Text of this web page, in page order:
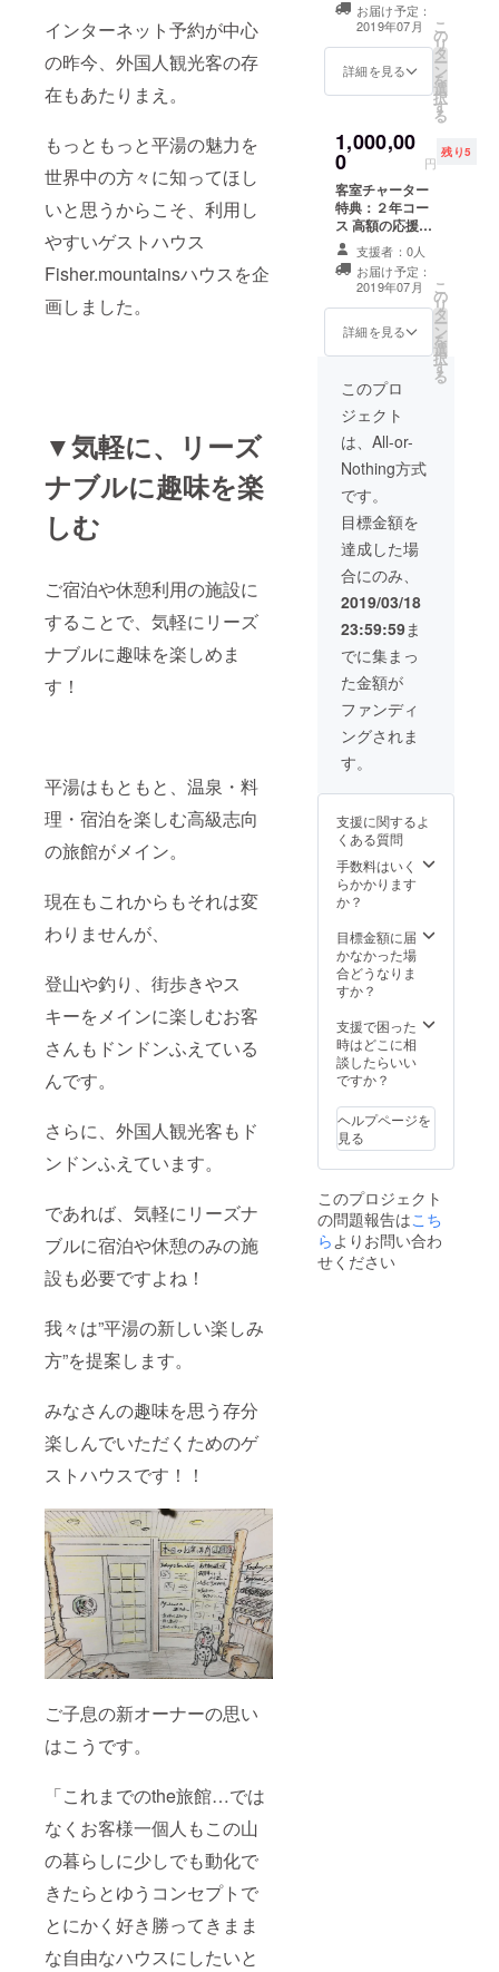
インターネット予約が中心
の昨今、外国人観光客の存
在もあたりまえ。
もっともっと平湯の魅力を
世界中の方々に知ってほし
いと思うからこそ、利用し
やすいゲストハウス
Fisher.mountainsハウスを企
画しました。
▼気軽に、リーズ
ナブルに趣味を楽
しむ
ご宿泊や休憩利用の施設に
することで、気軽にリーズ
ナブルに趣味を楽しめま
す！
平湯はもともと、温泉・料
理・宿泊を楽しむ高級志向
の旅館がメイン。
現在もこれからもそれは変
わりませんが、
登山や釣り、街歩きやス
キーをメインに楽しむお客
さんもドンドンふえている
んです。
さらに、外国人観光客もド
ンドンふえています。
であれば、気軽にリーズナ
ブルに宿泊や休憩のみの施
設も必要ですよね！
我々は”平湯の新しい楽しみ
方”を提案します。
みなさんの趣味を思う存分
楽しんでいただくためのゲ
ストハウスです！！
ご子息の新オーナーの思い
はこうです。
「これまでのthe旅館…では
なくお客様一個人もこの山
の暮らしに少しでも動化で
きたらとゆうコンセプトで
とにかく好き勝ってきまま
な自由なハウスにしたいと
ご希望にあわせ
たお部屋・ブー
いただきます。
※販売商品・展示
います。
ただけます。
お届け予定：
2019年07月
詳細を見る
こ
の
リ
タ
ー
ン
を
選
択
す
る
1,000,00
0 円
残り5
客室チャーター
特典：２年コー
ス 高額の応援を
いただいた方の
ための特別リ
ターンです。 一
部の客室を”専用
部屋”として、ご
希望の日時より
す。 お好きな時
にお好きなだけ
Fisher.mountain
sハウスをご利用
いただけます。
期間中であれば
長期滞在（居
住）も可能、別
荘としてご利用
などいかがで
しょうか！
支援者：0人
お届け予定：
2019年07月
詳細を見る
こ
の
リ
タ
ー
ン
を
選
択
す
る
このプロ
ジェクト
は、All-or-
Nothing方式
です。
目標金額を
達成した場
合にのみ、
2019/03/18
23:59:59ま
でに集まっ
た金額が
ファンディ
ングされま
す。
支援に関するよ
くある質問
手数料はいく
らかかります
か？
目標金額に届
かなかった場
合どうなりま
すか？
支援で困った
時はどこに相
談したらいい
ですか？
ヘルプページを
見る
このプロジェクト
の問題報告はこち
ら よりお問い合わ
せください